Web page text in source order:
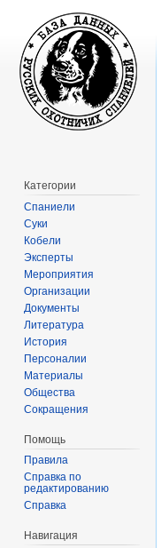
Категории
Спаниели
Суки
Кобели
Эксперты
Мероприятия
Организации
Документы
Литература
История
Персоналии
Материалы
Общества
Сокращения
Помощь
Правила
Справка по
редактированию
Справка
Навигация